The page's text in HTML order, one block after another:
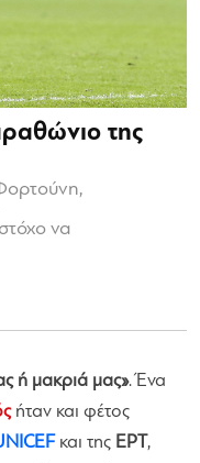
της
να
ή μακριά μας». Ένα
ήταν και φέτος
και της ΕΡΤ ,